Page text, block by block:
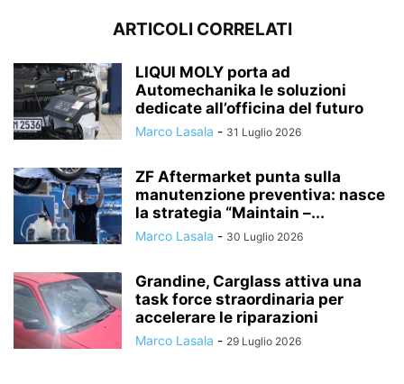
ARTICOLI CORRELATI
LIQUI MOLY porta ad
Automechanika le soluzioni
dedicate all’officina del futuro
Marco Lasala - 31 Luglio 2026
ZF Aftermarket punta sulla
manutenzione preventiva: nasce
la strategia “Maintain –...
Marco Lasala - 30 Luglio 2026
Grandine, Carglass attiva una
task force straordinaria per
accelerare le riparazioni
Marco Lasala - 29 Luglio 2026